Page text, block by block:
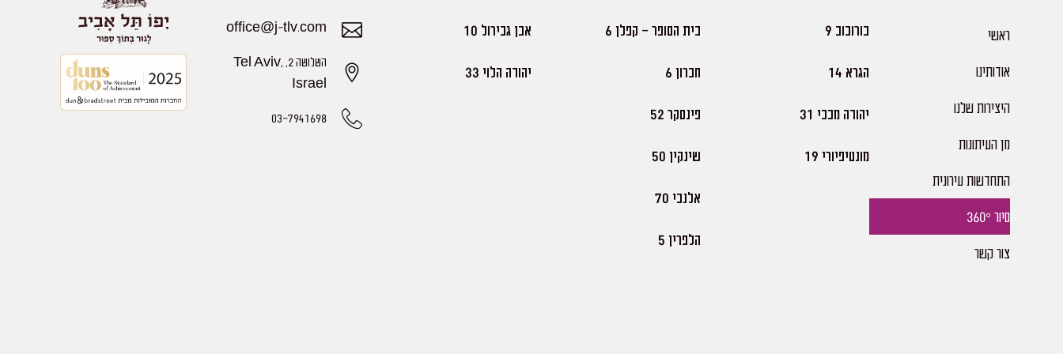
ראשי
אודותינו
היצירות שלנו​
מן העיתונות
התחדשות עירונית
סיור 360°
צור קשר
בורוכוב 9
הגרא 14
יהודה מכבי 31
מונטיפיורי 19
בית הסופר - קפלן 6
חברון 6
פינסקר 52
שינקין 50
אלנבי 70
הלפרין 5
אבן גבירול 10
יהודה הלוי 33
office@j-tlv.com
השלושה 2, Tel Aviv,
Israel
03-7941698